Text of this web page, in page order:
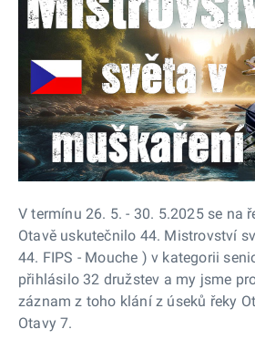
V termínu 26. 5. - 30. 5.2025 se na
Otavě uskutečnilo 44. Mistrovství
44. FIPS - Mouche ) v kategorii
přihlásilo 32 družstev a my jsme
záznam z toho klání z úseků řeky
Otavy 7.